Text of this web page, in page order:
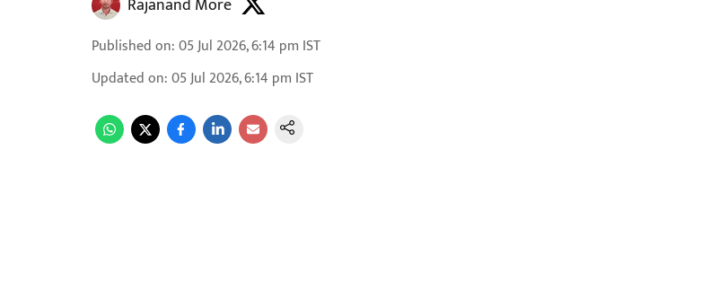
Rajanand More
Published on:05 Jul 2026, 6:14 pm IST
Updated on:05 Jul 2026, 6:14 pm IST